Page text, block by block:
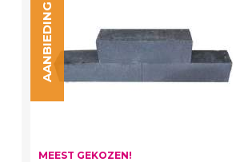
MEEST GEKOZEN!
AANBIEDING